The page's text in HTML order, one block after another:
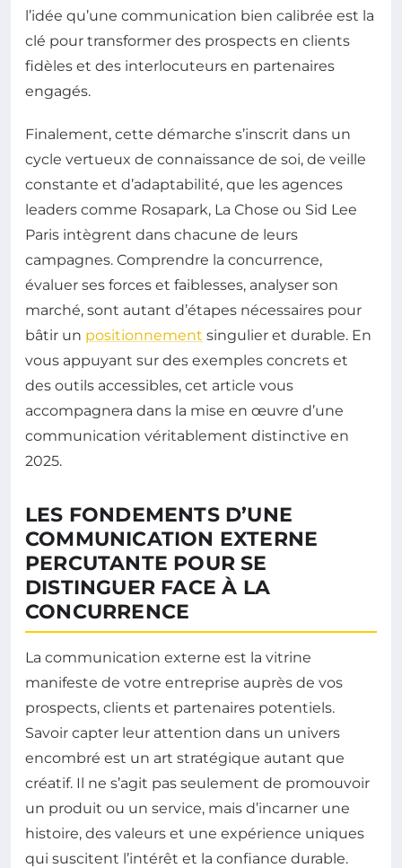
l’idée qu’une communication bien calibrée est la
clé pour transformer des prospects en clients
fidèles et des interlocuteurs en partenaires
engagés.
Finalement, cette démarche s’inscrit dans un
cycle vertueux de connaissance de soi, de veille
constante et d’adaptabilité, que les agences
leaders comme Rosapark, La Chose ou Sid Lee
Paris intègrent dans chacune de leurs
campagnes. Comprendre la concurrence,
évaluer ses forces et faiblesses, analyser son
marché, sont autant d’étapes nécessaires pour
bâtir un positionnement singulier et durable. En
vous appuyant sur des exemples concrets et
des outils accessibles, cet article vous
accompagnera dans la mise en œuvre d’une
communication véritablement distinctive en
2025.
LES FONDEMENTS D’UNE
COMMUNICATION EXTERNE
PERCUTANTE POUR SE
DISTINGUER FACE À LA
CONCURRENCE
La communication externe est la vitrine
manifeste de votre entreprise auprès de vos
prospects, clients et partenaires potentiels.
Savoir capter leur attention dans un univers
encombré est un art stratégique autant que
créatif. Il ne s’agit pas seulement de promouvoir
un produit ou un service, mais d’incarner une
histoire, des valeurs et une expérience uniques
qui suscitent l’intérêt et la confiance durable.